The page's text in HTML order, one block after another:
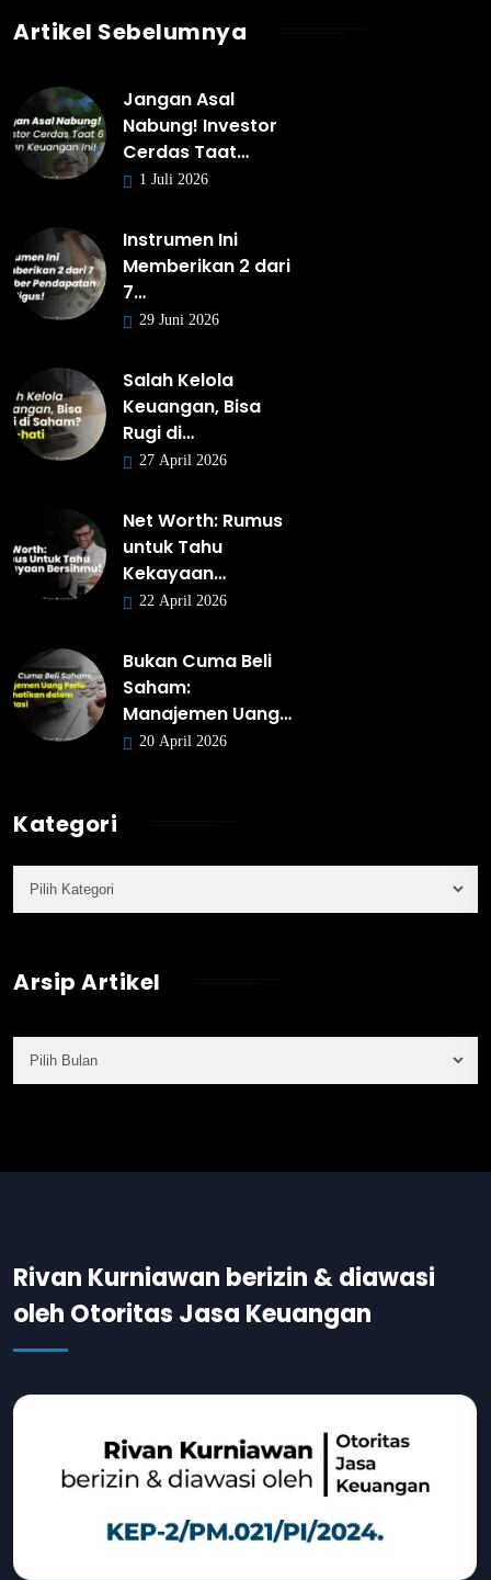
Artikel Sebelumnya
Jangan Asal
Nabung! Investor
Cerdas Taat…
1 Juli 2026
Instrumen Ini
Memberikan 2 dari
7…
29 Juni 2026
Salah Kelola
Keuangan, Bisa
Rugi di…
27 April 2026
Net Worth: Rumus
untuk Tahu
Kekayaan…
22 April 2026
Bukan Cuma Beli
Saham:
Manajemen Uang…
20 April 2026
Kategori
Arsip Artikel
Rivan Kurniawan berizin & diawasi
oleh Otoritas Jasa Keuangan